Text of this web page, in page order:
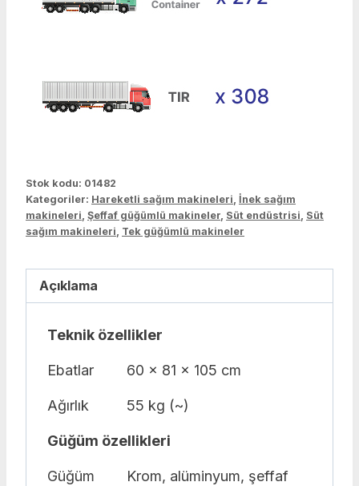
Stok kodu: 01482
Kategoriler: Hareketli sağım makineleri, İnek sağım
makineleri, Şeffaf güğümlü makineler, Süt endüstrisi, Süt
sağım makineleri, Tek güğümlü makineler
Açıklama
Teknik özellikler
Ebatlar 60 x 81 x 105 cm
Ağırlık 55 kg (~)
Güğüm özellikleri
Güğüm
Krom, alüminyum, şeffaf